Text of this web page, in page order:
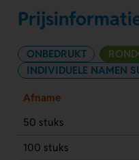
ONBEDRUKT
INDIVIDUELE NAMEN
Afname
50 stuks
100 stuks